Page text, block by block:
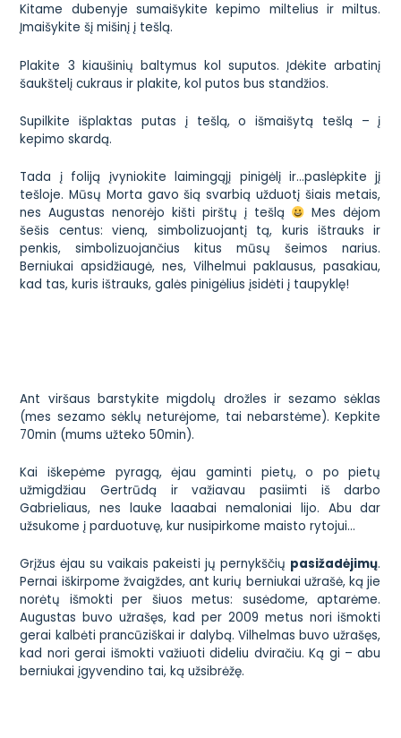
Kitame dubenyje sumaišykite kepimo miltelius ir miltus.
Įmaišykite šį mišinį į tešlą.
Plakite 3 kiaušinių baltymus kol suputos. Įdėkite arbatinį
šaukštelį cukraus ir plakite, kol putos bus standžios.
Supilkite išplaktas putas į tešlą, o išmaišytą tešlą – į
kepimo skardą.
Tada į foliją įvyniokite laimingąjį pinigėlį ir…paslėpkite jį
tešloje. Mūsų Morta gavo šią svarbią užduotį šiais metais,
nes Augustas nenorėjo kišti pirštų į tešlą
Mes dėjom
šešis centus: vieną, simbolizuojantį tą, kuris ištrauks ir
penkis, simbolizuojančius kitus mūsų šeimos narius.
Berniukai apsidžiaugė, nes, Vilhelmui paklausus, pasakiau,
kad tas, kuris ištrauks, galės pinigėlius įsidėti į taupyklę!
Ant viršaus barstykite migdolų drožles ir sezamo sėklas
(mes sezamo sėklų neturėjome, tai nebarstėme). Kepkite
70min (mums užteko 50min).
Kai iškepėme pyragą, ėjau gaminti pietų, o po pietų
užmigdžiau Gertrūdą ir važiavau pasiimti iš darbo
Gabrieliaus, nes lauke laaabai nemaloniai lijo. Abu dar
užsukome į parduotuvę, kur nusipirkome maisto rytojui…
Grįžus ėjau su vaikais pakeisti jų pernykščių pasižadėjimų.
Pernai iškirpome žvaigždes, ant kurių berniukai užrašė, ką jie
norėtų išmokti per šiuos metus: susėdome, aptarėme.
Augustas buvo užrašęs, kad per 2009 metus nori išmokti
gerai kalbėti prancūziškai ir dalybą. Vilhelmas buvo užrašęs,
kad nori gerai išmokti važiuoti dideliu dviračiu. Ką gi – abu
berniukai įgyvendino tai, ką užsibrėžę.